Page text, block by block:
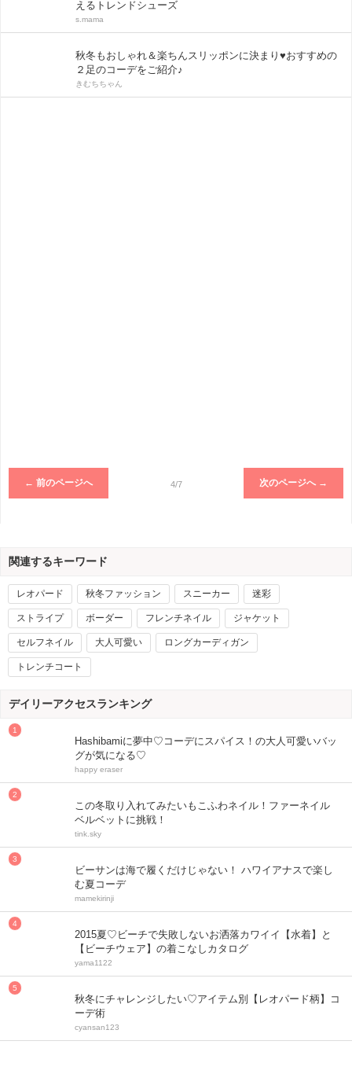
えるトレンドシューズ
s.mama
秋冬もおしゃれ＆楽ちんスリッポンに決まり♥おすすめの
２足のコーデをご紹介♪
きむちちゃん
← 前のページへ 4/7 次のページへ →
関連するキーワード
レオパード 秋冬ファッション スニーカー 迷彩
ストライプ ボーダー フレンチネイル ジャケット
セルフネイル 大人可愛い ロングカーディガン
トレンチコート
デイリーアクセスランキング
Hashibamiに夢中♡コーデにスパイス！の大人可愛いバッ
グが気になる♡
happy eraser
この冬取り入れてみたいもこふわネイル！ファーネイル
ベルベットに挑戦！
tink.sky
ビーサンは海で履くだけじゃない！ ハワイアナスで楽し
む夏コーデ
mamekirinji
2015夏♡ビーチで失敗しないお洒落カワイイ【水着】と
【ビーチウェア】の着こなしカタログ
yama1122
秋冬にチャレンジしたい♡アイテム別【レオパード柄】コ
ーデ術
cyansan123